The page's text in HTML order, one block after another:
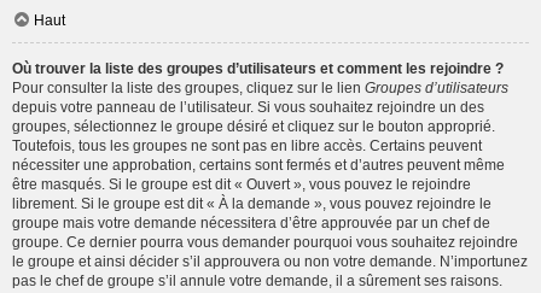
Haut
Où trouver la liste des groupes d’utilisateurs et comment les rejoindre ?
Pour consulter la liste des groupes, cliquez sur le lien Groupes d’utilisateurs
depuis votre panneau de l’utilisateur. Si vous souhaitez rejoindre un des
groupes, sélectionnez le groupe désiré et cliquez sur le bouton approprié.
Toutefois, tous les groupes ne sont pas en libre accès. Certains peuvent
nécessiter une approbation, certains sont fermés et d’autres peuvent même
être masqués. Si le groupe est dit « Ouvert », vous pouvez le rejoindre
librement. Si le groupe est dit « À la demande », vous pouvez rejoindre le
groupe mais votre demande nécessitera d’être approuvée par un chef de
groupe. Ce dernier pourra vous demander pourquoi vous souhaitez rejoindre
le groupe et ainsi décider s’il approuvera ou non votre demande. N’importunez
pas le chef de groupe s’il annule votre demande, il a sûrement ses raisons.